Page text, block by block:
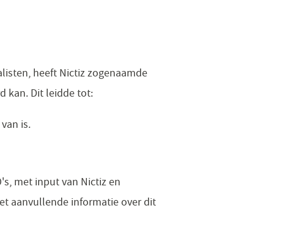
heeft Nictiz zogenaamde
kan. Dit leidde tot:
is.
met input van Nictiz en
aanvullende informatie over dit